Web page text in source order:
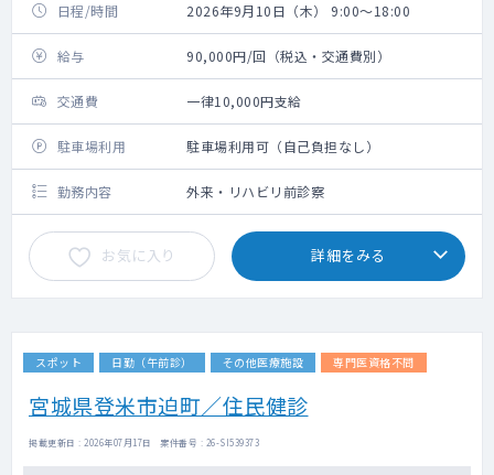
日程/時間 2026年9月10日（木） 9:00～18:00
給与 90,000円/回（税込・交通費別）
交通費 一律10,000円支給
駐車場利用 駐車場利用可（自己負担なし）
勤務内容 外来・リハビリ前診察
お気に入り 詳細をみる
スポット 日勤（午前診） その他医療施設 専門医資格不問
宮城県登米市迫町／住民健診
掲載更新日 : 2026年07月17日 案件番号 : 26-SI539373